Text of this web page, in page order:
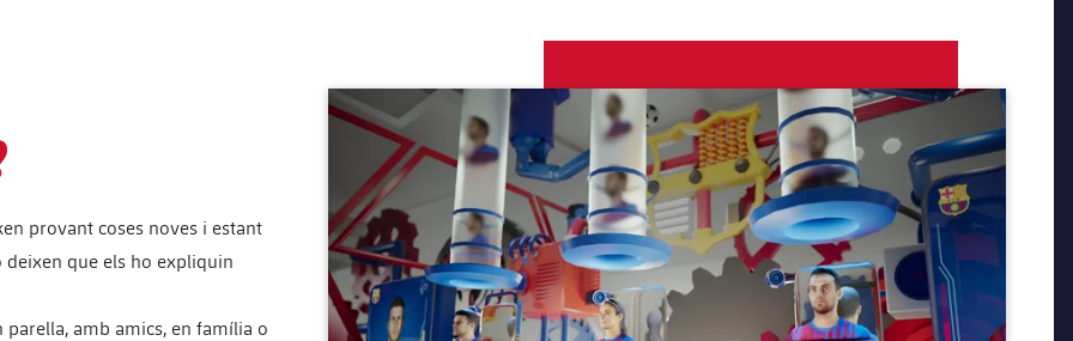
provant coses noves i estant
deixen que els ho expliquin
parella, amb amics, en família o